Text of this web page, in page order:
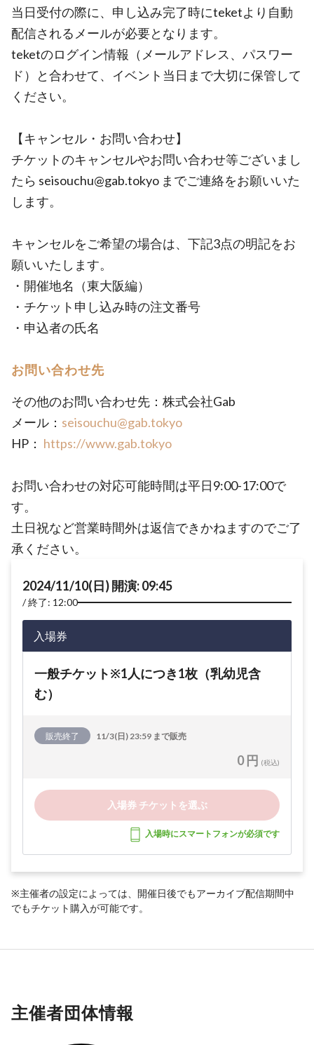
当日受付の際に、申し込み完了時にteketより自動
配信されるメールが必要となります。
teketのログイン情報（メールアドレス、パスワー
ド）と合わせて、イベント当日まで大切に保管して
ください。
【キャンセル・お問い合わせ】
チケットのキャンセルやお問い合わせ等ございまし
たら seisouchu@gab.tokyo までご連絡をお願いいた
します。
キャンセルをご希望の場合は、下記3点の明記をお
願いいたします。
・開催地名（東大阪編）
・チケット申し込み時の注文番号
・申込者の氏名
お問い合わせ先
その他のお問い合わせ先：株式会社Gab
メール： seisouchu@gab.tokyo
HP： https://www.gab.tokyo
お問い合わせの対応可能時間は平日9:00-17:00で
す。
土日祝など営業時間外は返信できかねますのでご了
承ください。
2024/11/10(日) 開演: 09:45
終了: 12:00
入場券
一般チケット※1人につき1枚（乳幼児含
む）
販売終了 11/3(日) 23:59 まで販売
0 円 (税込)
入場券 チケットを選ぶ
入場時にスマートフォンが必須です
※主催者の設定によっては、開催日後でもアーカイブ配信期間中
でもチケット購入が可能です。
主催者団体情報